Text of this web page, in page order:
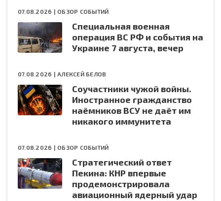
07.08.2026 | ОБЗОР СОБЫТИЙ
Специальная военная
операция ВС РФ и события на
Украине 7 августа, вечер
07.08.2026 |АЛЕКСЕЙ БЕЛОВ
Соучастники чужой войны.
Иностранное гражданство
наёмников ВСУ не даёт им
никакого иммунитета
07.08.2026 | ОБЗОР СОБЫТИЙ
Стратегический ответ
Пекина: КНР впервые
продемонстрировала
авиационный ядерный удар